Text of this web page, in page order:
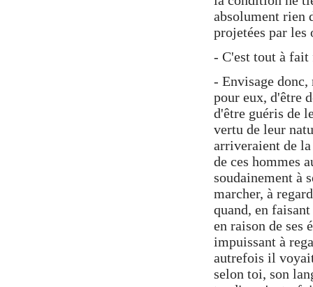
absolument rien
projetées par les
- C'est tout à
- Envisage
pour eux, d'être
d'être guéris de
vertu de leur
arriveraient de
de ces hommes
soudainement à
marcher, à
quand, en
en raison de ses
impuissant à
autrefois il
selon toi, son